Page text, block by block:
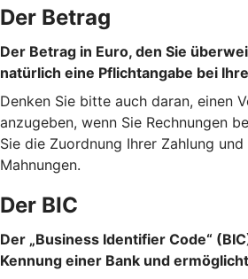
Der Betrag
Der Betrag in Euro, den Sie
natürlich eine Pflichtangabe bei
Denken Sie bitte auch daran, einen
anzugeben, wenn Sie Rechnungen
Sie die Zuordnung Ihrer Zahlung
Mahnungen.
Der BIC
Der „Business Identifier Code“
Kennung einer Bank und